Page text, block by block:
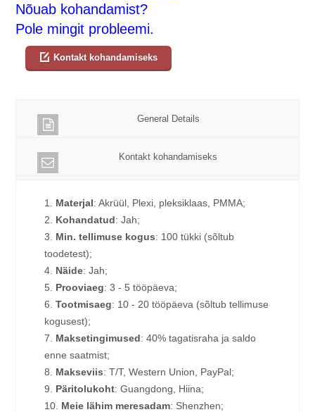
Nõuab kohandamist?
Pole mingit probleemi.
Kontakt kohandamiseks
General Details
Kontakt kohandamiseks
1. Materjal: Akrüül, Plexi, pleksiklaas, PMMA;
2. Kohandatud: Jah;
3. Min. tellimuse kogus: 100 tükki (sõltub
toodetest);
4. Näide: Jah;
5.
Prooviaeg: 3 - 5 tööpäeva;
6.Tootmisaeg: 10 - 20 tööpäeva (sõltub tellimuse
kogusest);
7. Maksetingimused: 40% tagatisraha ja saldo
enne saatmist;
8. Makseviis: T/T, Western Union, PayPal;
9. Päritolukoht: Guangdong, Hiina;
10. Meie lähim meresadam: Shenzhen;